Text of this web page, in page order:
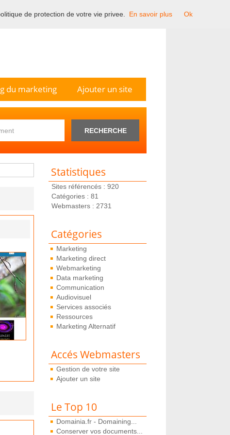
en France.
Ajouter un site
du marketing
RECHERCHE
Statistiques
Sites référencés : 920
Catégories : 81
Webmasters : 2731
Catégories
Marketing
Marketing direct
Webmarketing
Data marketing
Communication
Audiovisuel
Services associés
Ressources
Marketing Alternatif
Accés Webmasters
Gestion de votre site
Ajouter un site
Le Top 10
Domainia.fr - Domaining...
Conserver vos documents...
de protection de votre vie privee. En savoir plus Ok